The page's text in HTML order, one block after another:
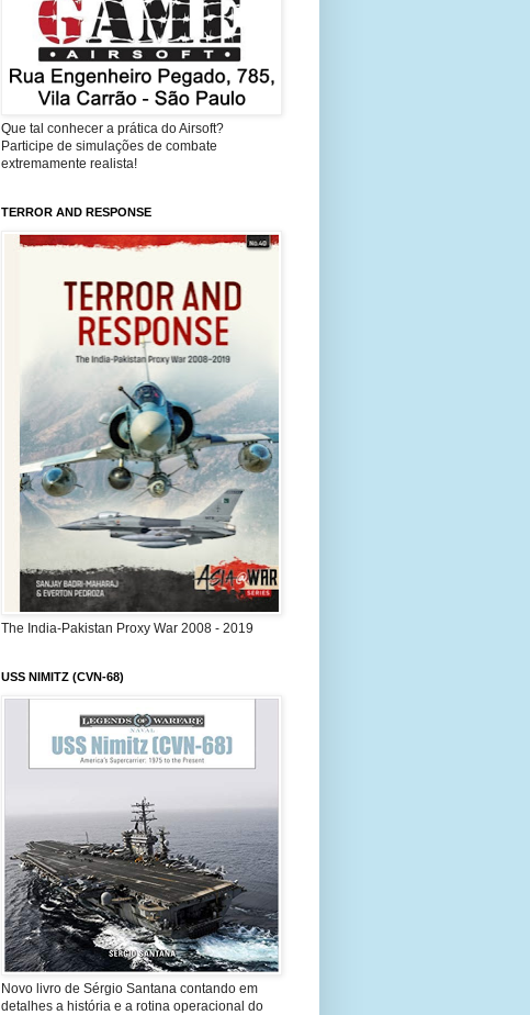
Que tal conhecer a prática do Airsoft?
Participe de simulações de combate
extremamente realista!
TERROR AND RESPONSE
The India-Pakistan Proxy War 2008 - 2019
USS NIMITZ (CVN-68)
Novo livro de Sérgio Santana contando em
detalhes a história e a rotina operacional do